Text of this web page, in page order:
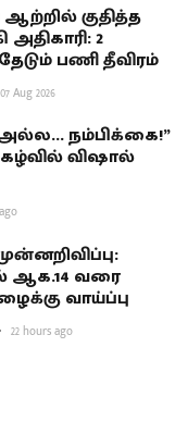
குதித்த
அதிகாரி: 2
பணி தீவிரம்
07 Aug 2026
அல்ல... நம்பிக்கை!”
விஷால்
ஆக.14 வரை
வாய்ப்பு
22 hours ago